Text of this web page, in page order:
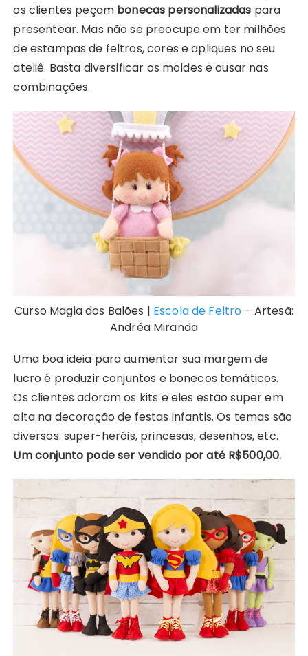
os clientes peçam bonecas personalizadas para
presentear. Mas não se preocupe em ter milhões
de estampas de feltros, cores e apliques no seu
ateliê. Basta diversificar os moldes e ousar nas
combinações.
Curso Magia dos Balões | Escola de Feltro – Artesã:
Andréa Miranda
Uma boa ideia para aumentar sua margem de
lucro é produzir conjuntos e bonecos temáticos.
Os clientes adoram os kits e eles estão super em
alta na decoração de festas infantis. Os temas são
diversos: super-heróis, princesas, desenhos, etc.
Um conjunto pode ser vendido por até R$500,00.